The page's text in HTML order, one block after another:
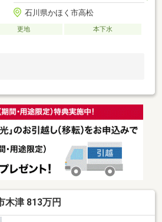
石川県かほく市高松
更地
本下水
木津 813万円